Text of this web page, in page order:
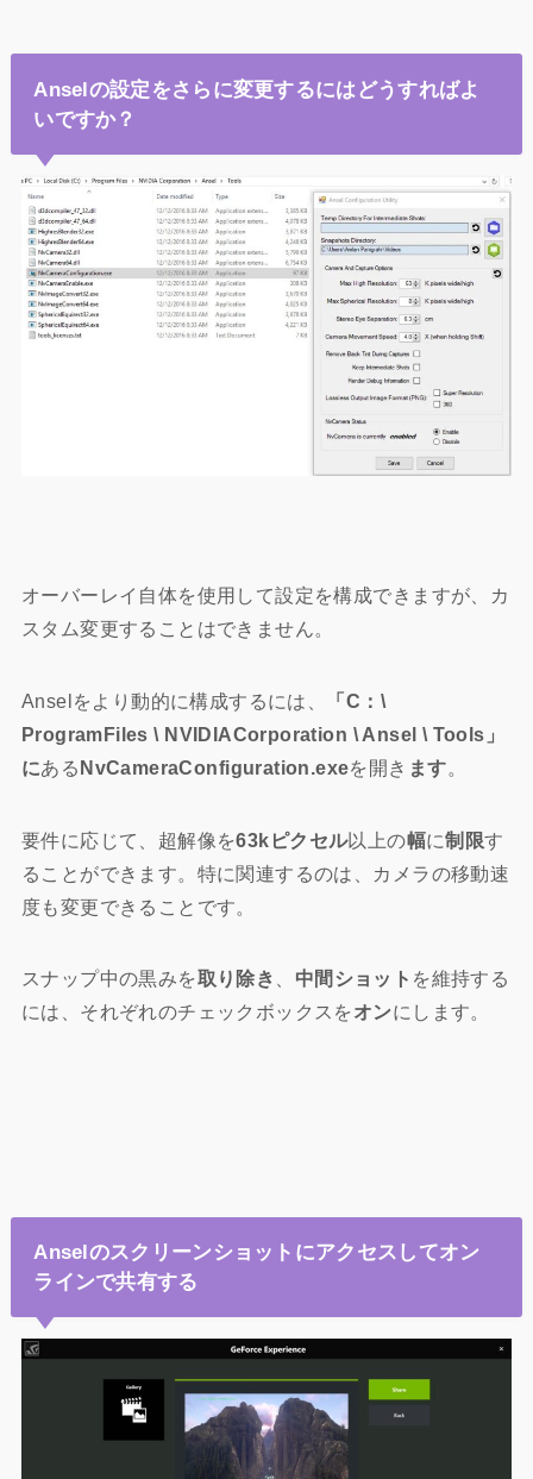
Anselの設定をさらに変更するにはどうすればよ
いですか？
オーバーレイ自体を使用して設定を構成できますが、カ
スタム変更することはできません。
Anselをより動的に構成するには、
「C：\
ProgramFiles \ NVIDIACorporation \ Ansel \ Tools」
にあるNvCameraConfiguration.exeを開き ます
要件に応じて、超解像を63kピクセル以上の幅に制限す
ることができます。特に関連するのは、カメラの移動速
度も変更できることです。
スナップ中の黒みを取り除き 中間ショット を維持する
には、それぞれのチェックボックスを オンにします。
Anselのスクリーンショットにアクセスしてオン
ラインで共有する